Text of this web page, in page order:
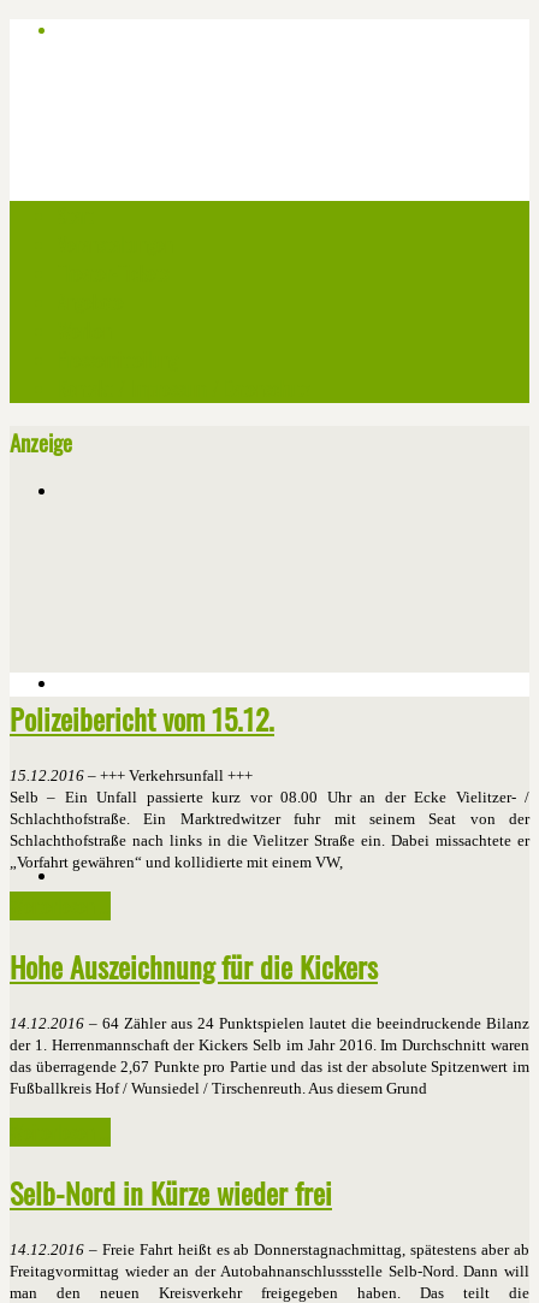
Anzeige
Polizeibericht vom 15.12.
15.12.2016 – +++ Verkehrsunfall +++
Selb – Ein Unfall passierte kurz vor 08.00 Uhr an der Ecke Vielitzer- /
Schlachthofstraße. Ein Marktredwitzer fuhr mit seinem Seat von der
Schlachthofstraße nach links in die Vielitzer Straße ein. Dabei missachtete er
„Vorfahrt gewähren“ und kollidierte mit einem VW,
Hohe Auszeichnung für die Kickers
14.12.2016 – 64 Zähler aus 24 Punktspielen lautet die beeindruckende Bilanz
der 1. Herrenmannschaft der Kickers Selb im Jahr 2016. Im Durchschnitt waren
das überragende 2,67 Punkte pro Partie und das ist der absolute Spitzenwert im
Fußballkreis Hof / Wunsiedel / Tirschenreuth. Aus diesem Grund
Selb-Nord in Kürze wieder frei
14.12.2016 – Freie Fahrt heißt es ab Donnerstagnachmittag, spätestens aber ab
Freitagvormittag wieder an der Autobahnanschlussstelle Selb-Nord. Dann will
man den neuen Kreisverkehr freigegeben haben. Das teilt die